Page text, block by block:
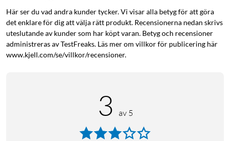
Här ser du vad andra kunder tycker. Vi visar alla betyg för att göra
det enklare för dig att välja rätt produkt. Recensionerna nedan skrivs
uteslutande av kunder som har köpt varan. Betyg och recensioner
administreras av TestFreaks. Läs mer om villkor för publicering här
www.kjell.com/se/villkor/recensioner.
3 av 5